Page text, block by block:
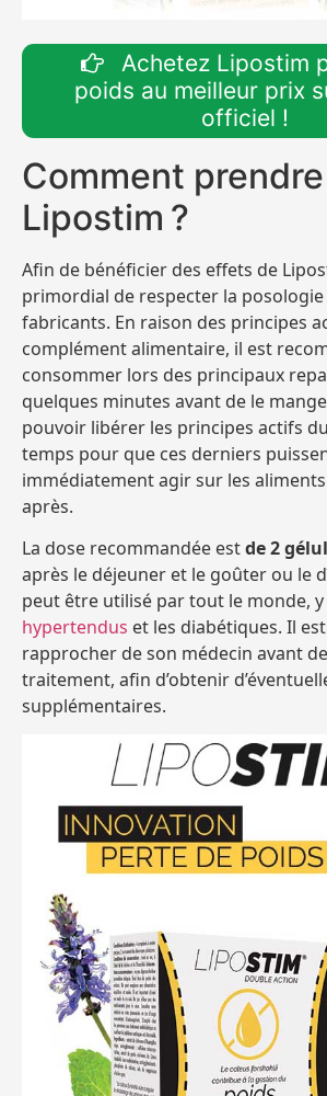
Achetez Lipostim
poids au meilleur prix
officiel !
Comment prendre
Lipostim ?
Afin de bénéficier des effets de
primordial de respecter la
fabricants. En raison des principes
complément alimentaire, il est
consommer lors des principaux
quelques minutes avant de le
pouvoir libérer les principes actifs
temps pour que ces derniers
immédiatement agir sur les
après.
La dose recommandée estde 2
après le déjeuner et le goûter ou le
peut être utilisé par tout le monde,
hypertendus et les diabétiques. Il
rapprocher de son médecin avant
traitement, afin d’obtenir
supplémentaires.